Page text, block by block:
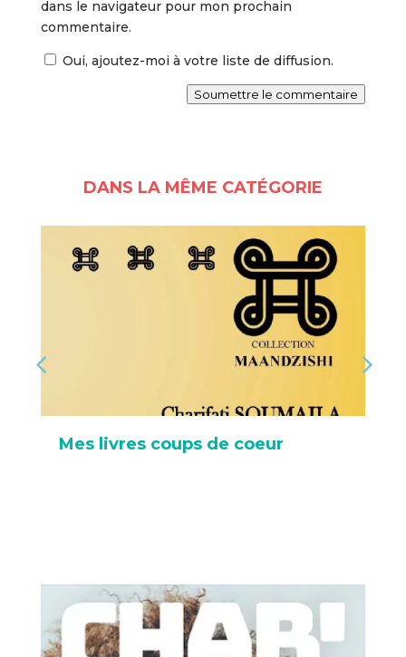
dans le navigateur pour mon prochain
commentaire.
Oui, ajoutez-moi à votre liste de diffusion.
Soumettre le commentaire
DANS LA MÊME CATÉGORIE
Mes livres coups de coeur